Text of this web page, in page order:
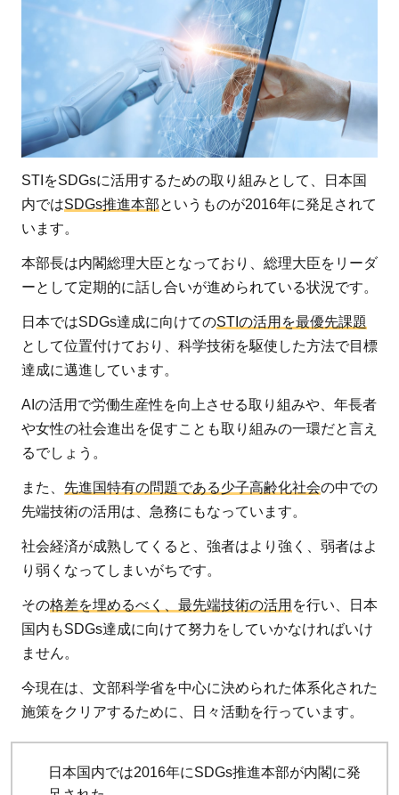
STIをSDGsに活用するための取り組みとして、日本国
内ではSDGs推進本部というものが2016年に発足されて
います。
本部長は内閣総理大臣となっており、総理大臣をリーダ
ーとして定期的に話し合いが進められている状況です。
日本ではSDGs達成に向けてのSTIの活用を最優先課題
として位置付けており、科学技術を駆使した方法で目標
達成に邁進しています。
AIの活用で労働生産性を向上させる取り組みや、年長者
や女性の社会進出を促すことも取り組みの一環だと言え
るでしょう。
また、 先進国特有の問題である少子高齢化社会の中での
先端技術の活用は、急務にもなっています。
社会経済が成熟してくると、強者はより強く、弱者はよ
り弱くなってしまいがちです。
その格差を埋めるべく、最先端技術の活用 を行い、日本
国内もSDGs達成に向けて努力をしていかなければいけ
ません。
今現在は、文部科学省を中心に決められた体系化された
施策をクリアするために、日々活動を行っています。
日本国内では2016年にSDGs推進本部が内閣に発